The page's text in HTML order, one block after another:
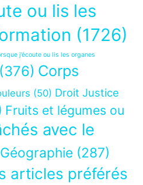
ou lis les
(1726)
j’écoute ou lis les organes
(376) Corps
(50) Droit Justice
Fruits et légumes ou
avec le
Géographie (287)
articles préférés